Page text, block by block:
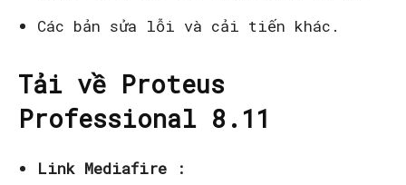
Các bản sửa lỗi và cải tiến khác.
Tải về Proteus
Professional 8.11
Link Mediafire :